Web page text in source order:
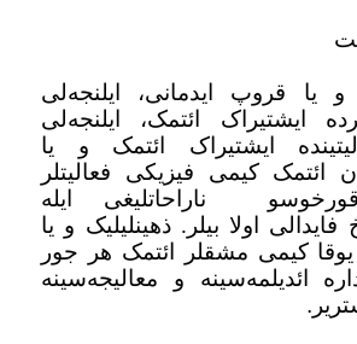
یا قروپ ایدمانی، ایلنجه‌لی
ایشتیراک ائتمک، ایلنجه‌لی
ایشتیراک ائتمک و یا
ائتمک کیمی فیزیکی فعالیتلر
قورخوسو
ناراحاتلیغی ایله
اولا بیلر. ذهینلیلیک و یا
یوقا کیمی مشقلر ائتمک هر جور
ائدیلمه‌سینه و معالیجه‌سینه
.